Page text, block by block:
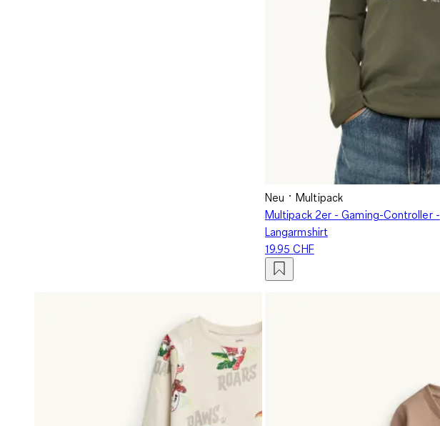
Neu
Multipack
Multipack 2er - Gaming-Controller -
Langarmshirt
19.95 CHF